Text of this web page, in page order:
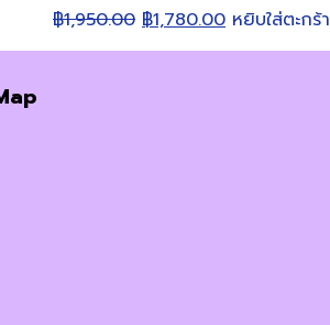
฿1,950.00 Original
price
฿1,780.00Current
price
หยิบใส่ตะกร้า